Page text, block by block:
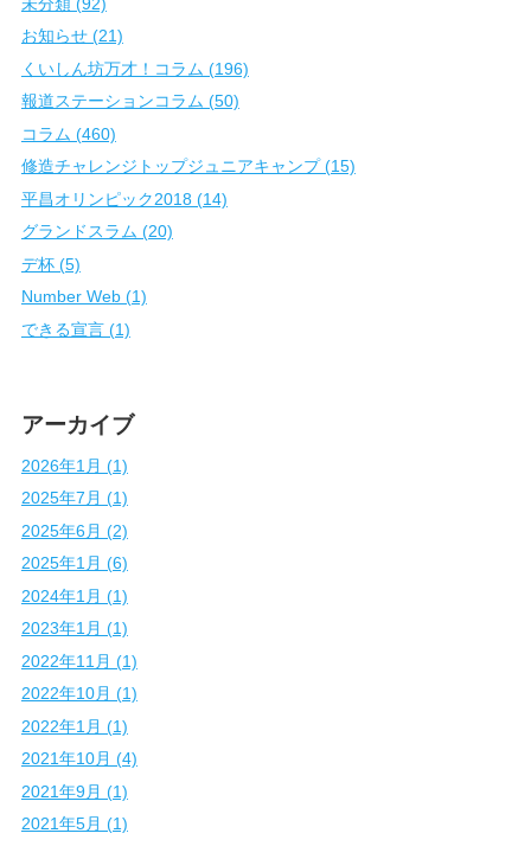
お知らせ (21)
くいしん坊万才！コラム (196)
報道ステーションコラム (50)
コラム (460)
修造チャレンジトップジュニアキャンプ (15)
平昌オリンピック2018 (14)
グランドスラム (20)
デ杯 (5)
Number Web (1)
できる宣言 (1)
アーカイブ
2026年1月 (1)
2025年7月 (1)
2025年6月 (2)
2025年1月 (6)
2024年1月 (1)
2023年1月 (1)
2022年11月 (1)
2022年10月 (1)
2022年1月 (1)
2021年10月 (4)
2021年9月 (1)
2021年5月 (1)